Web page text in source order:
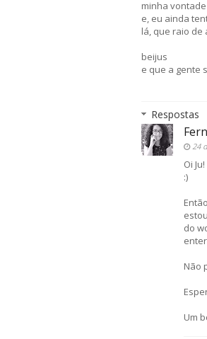
minha
e, eu ainda
lá, que raio de
beijus
e que a gente
Respostas
24
Oi Ju!
:)
do
Não
Um